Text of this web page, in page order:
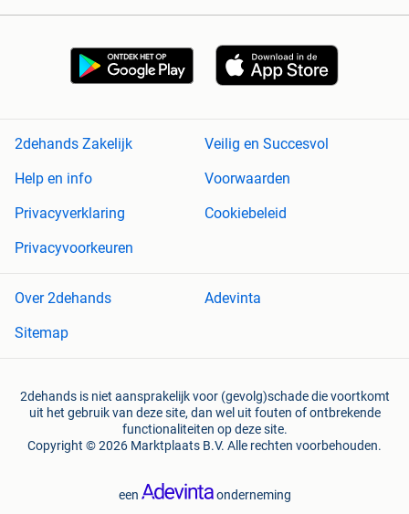
2dehands Zakelijk
Veilig en Succesvol
Help en info
Voorwaarden
Privacyverklaring
Cookiebeleid
Privacyvoorkeuren
Over 2dehands
Adevinta
Sitemap
2dehands is niet aansprakelijk voor (gevolg)schade die voortkomt
uit het gebruik van deze site, dan wel uit fouten of ontbrekende
functionaliteiten op deze site.
Copyright © 2026 Marktplaats B.V. Alle rechten voorbehouden.
een onderneming